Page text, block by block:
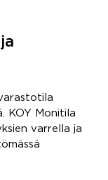
KOY Monitila
varrella ja